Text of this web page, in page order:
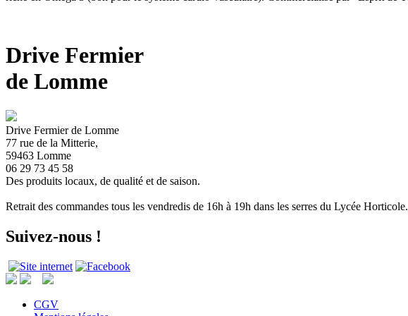
Drive Fermier
de Lomme
Drive Fermier de Lomme
77 rue de la Mitterie,
59463 Lomme
06 29 73 45 58
Des produits locaux, de qualité et de saison.
Retrait des commandes tous les vendredis de 16h à 19h dans les serres du Lycée Horticole.
Suivez-nous !
CGV